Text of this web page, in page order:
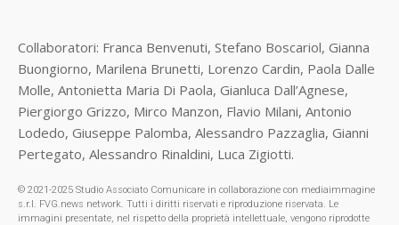
Collaboratori: Franca Benvenuti, Stefano Boscariol, Gianna
Buongiorno, Marilena Brunetti, Lorenzo Cardin, Paola Dalle
Molle, Antonietta Maria Di Paola, Gianluca Dall’Agnese,
Piergiorgo Grizzo, Mirco Manzon, Flavio Milani, Antonio
Lodedo, Giuseppe Palomba, Alessandro Pazzaglia, Gianni
Pertegato, Alessandro Rinaldini, Luca Zigiotti.
© 2021-2025 Studio Associato Comunicare in collaborazione con mediaimmagine
s.r.l. FVG.news network. Tutti i diritti riservati e riproduzione riservata. Le
immagini presentate, nel rispetto della proprietà intellettuale, vengono riprodotte